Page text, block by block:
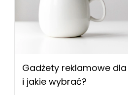
Gadżety reklamowe
i jakie wybrać?